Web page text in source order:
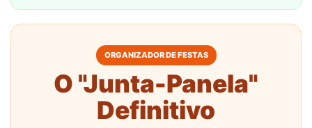
ORGANIZADOR DE FESTAS
O "Junta-Panela"
Definitivo